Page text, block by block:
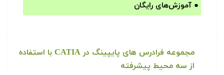
● آموزش‌های رایگان
مجموعه فرادرس های پایپینگ در CATIA با استفاده
از سه محیط پیشرفته